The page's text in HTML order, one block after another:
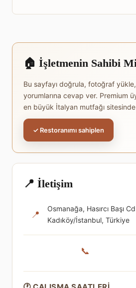
🏠 İşletmenin Sahibi
Bu sayfayı doğrula, fotoğraf
yorumlarına cevap ver. Premium
en büyük İtalyan mutfağı sitesinde
✓ Restoranımı sahiplen
📍 İletişim
📍
Osmanağa, Hasırcı Başı
Kadıköy/İstanbul, Türkiye
📞